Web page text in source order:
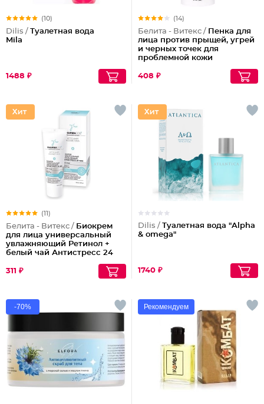
(10)
Dilis / Туалетная вода
Mila
1488 ₽
(14)
Белита - Витекс / Пенка для
лица против прыщей, угрей
и черных точек для
проблемной кожи
408 ₽
(11)
Белита - Витекс / Биокрем
для лица универсальный
увлажняющий Ретинол +
белый чай Антистресс 24
311 ₽
Dilis / Туалетная вода "Alpha
& omega"
1740 ₽
-70% Рекомендуем